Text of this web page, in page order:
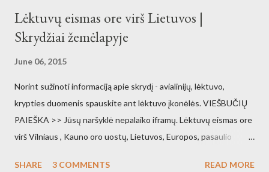
Lėktuvų eismas ore virš Lietuvos |
Skrydžiai žemėlapyje
June 06, 2015
Norint sužinoti informaciją apie skrydį - avialinijų, lėktuvo,
krypties duomenis spauskite ant lėktuvo įkonėlės. VIEŠBUČIŲ
PAIEŠKA >> Jūsų naršyklė nepalaiko iframų. Lėktuvų eismas ore
virš Vilniaus , Kauno oro uostų, Lietuvos, Europos, pasaulio
SHARE 3 COMMENTS READ MORE